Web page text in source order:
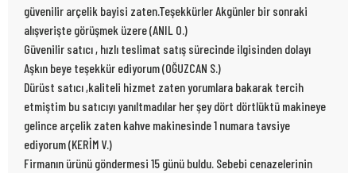
güvenilir arçelik bayisi zaten.Teşekkürler Akgünler bir sonraki
alışverişte görüşmek üzere (ANIL O.)
Güvenilir satıcı , hızlı teslimat satış sürecinde ilgisinden dolayı
Aşkın beye teşekkür ediyorum (OĞUZCAN S.)
Dürüst satıcı ,kaliteli hizmet zaten yorumlara bakarak tercih
etmiştim bu satıcıyı yanıltmadılar her şey dört dörtlüktü makineye
gelince arçelik zaten kahve makinesinde 1 numara tavsiye
ediyorum (KERİM V.)
Firmanın ürünü göndermesi 15 günü buldu. Sebebi cenazelerinin